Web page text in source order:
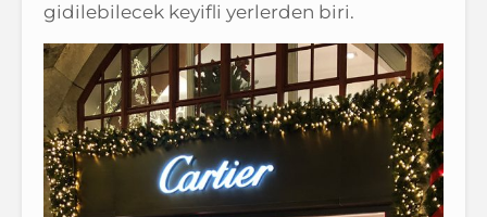
gidilebilecek keyifli yerlerden biri.